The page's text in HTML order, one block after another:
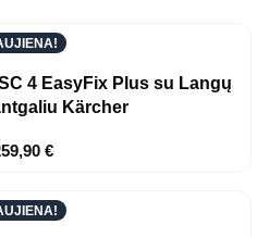
4 EasyFix Plus su Langų
Kärcher
€